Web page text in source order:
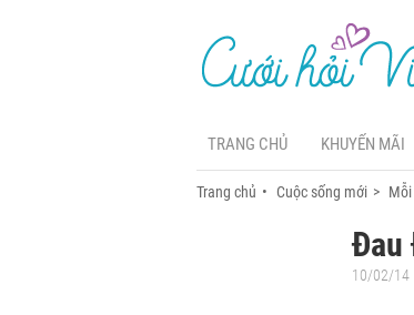
TRANG CHỦ KHUYẾN MÃI
Trang chủ Cuộc sống mới
Đau
10/02/14